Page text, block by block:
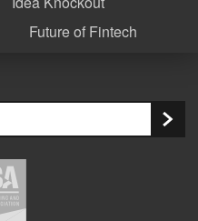
Future of Fintech